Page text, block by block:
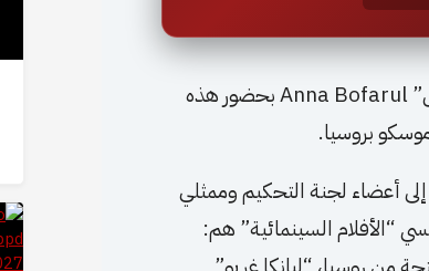
ومع عرض فيلم “سنجار” Sinjar للمخرجة آنا م. تم افتتاح “آنا بوفارول” Anna Bofarul بحضور هذه
إلى أعضاء لجنة التحكيم وممثلي
“الأفلام السينمائية” هم: